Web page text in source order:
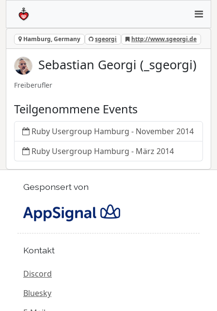
Hamburg, Germany sgeorgi http://www.sgeorgi.de
Sebastian Georgi (_sgeorgi)
Freiberufler
Teilgenommene Events
Ruby Usergroup Hamburg - November 2014
Ruby Usergroup Hamburg - März 2014
Gesponsert von
Kontakt
Discord
Bluesky